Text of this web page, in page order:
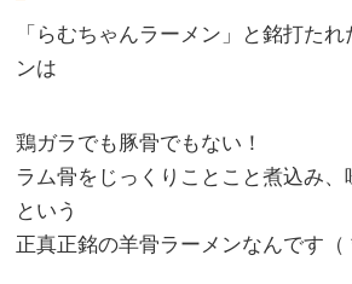
「らむちゃんラーメン」と銘打た
ンは
鶏ガラでも豚骨でもない！
ラム骨をじっくりことこと煮込み、
という
正真正銘の羊骨ラーメンなんです（